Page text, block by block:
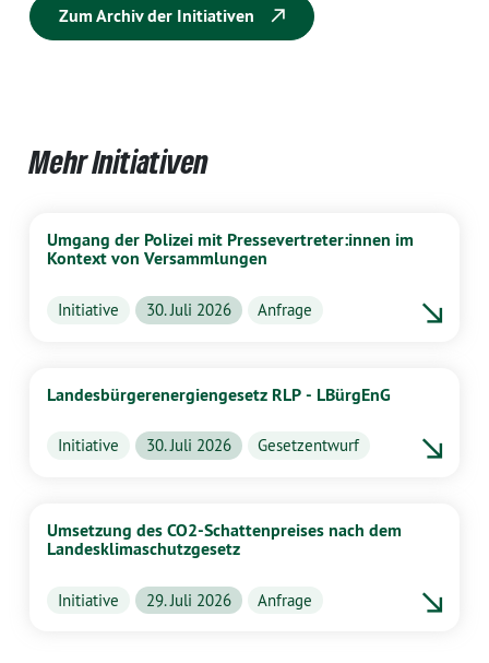
Zum Archiv der Initiativen
Mehr Initiativen
Umgang der Polizei mit Pressevertreter:innen im
Kontext von Versammlungen
Initiative 30. Juli 2026 Anfrage
Landesbürgerenergiengesetz RLP - LBürgEnG
Initiative 30. Juli 2026 Gesetzentwurf
Umsetzung des CO2-Schattenpreises nach dem
Landesklimaschutzgesetz
Initiative 29. Juli 2026 Anfrage